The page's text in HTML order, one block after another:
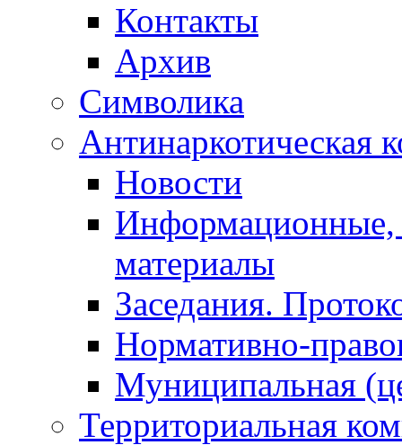
Контакты
Архив
Символика
Антинаркотическая
Новости
Информационные,
материалы
Заседания.
Нормативно-
Муниципальная
Территориальная